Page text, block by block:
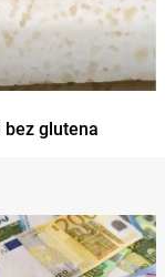
glutena